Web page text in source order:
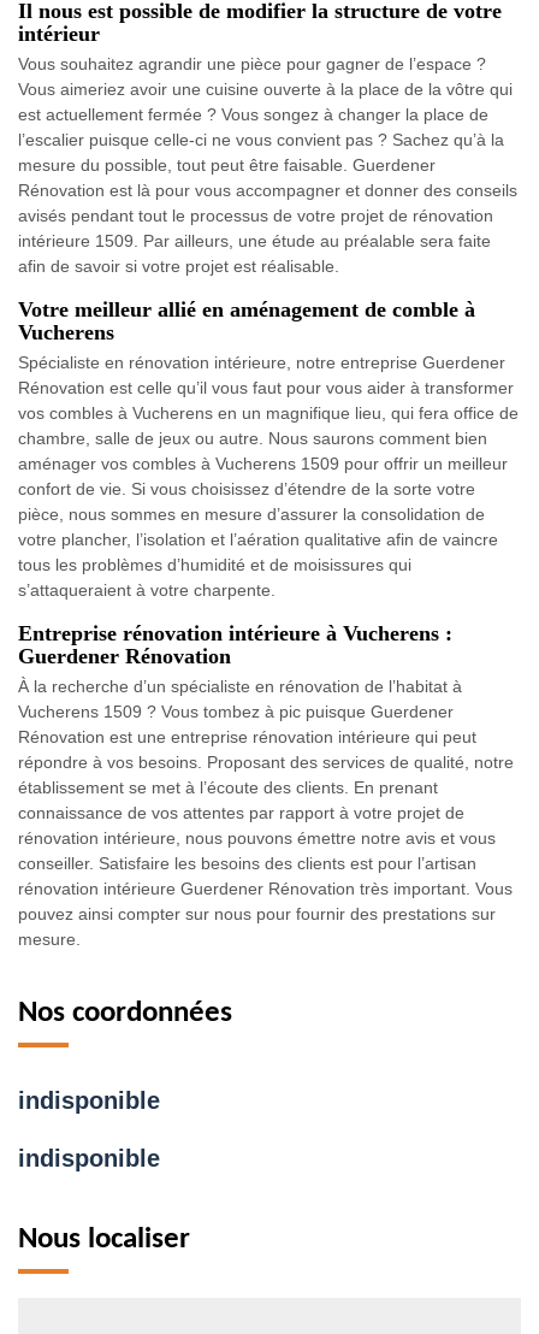
Il nous est possible de modifier la structure de votre
intérieur
Vous souhaitez agrandir une pièce pour gagner de l’espace ?
Vous aimeriez avoir une cuisine ouverte à la place de la vôtre qui
est actuellement fermée ? Vous songez à changer la place de
l’escalier puisque celle-ci ne vous convient pas ? Sachez qu’à la
mesure du possible, tout peut être faisable. Guerdener
Rénovation est là pour vous accompagner et donner des conseils
avisés pendant tout le processus de votre projet de rénovation
intérieure 1509. Par ailleurs, une étude au préalable sera faite
afin de savoir si votre projet est réalisable.
Votre meilleur allié en aménagement de comble à
Vucherens
Spécialiste en rénovation intérieure, notre entreprise Guerdener
Rénovation est celle qu’il vous faut pour vous aider à transformer
vos combles à Vucherens en un magnifique lieu, qui fera office de
chambre, salle de jeux ou autre. Nous saurons comment bien
aménager vos combles à Vucherens 1509 pour offrir un meilleur
confort de vie. Si vous choisissez d’étendre de la sorte votre
pièce, nous sommes en mesure d’assurer la consolidation de
votre plancher, l’isolation et l’aération qualitative afin de vaincre
tous les problèmes d’humidité et de moisissures qui
s’attaqueraient à votre charpente.
Entreprise rénovation intérieure à Vucherens :
Guerdener Rénovation
À la recherche d’un spécialiste en rénovation de l’habitat à
Vucherens 1509 ? Vous tombez à pic puisque Guerdener
Rénovation est une entreprise rénovation intérieure qui peut
répondre à vos besoins. Proposant des services de qualité, notre
établissement se met à l’écoute des clients. En prenant
connaissance de vos attentes par rapport à votre projet de
rénovation intérieure, nous pouvons émettre notre avis et vous
conseiller. Satisfaire les besoins des clients est pour l’artisan
rénovation intérieure Guerdener Rénovation très important. Vous
pouvez ainsi compter sur nous pour fournir des prestations sur
mesure.
Nos coordonnées
indisponible
indisponible
Nous localiser